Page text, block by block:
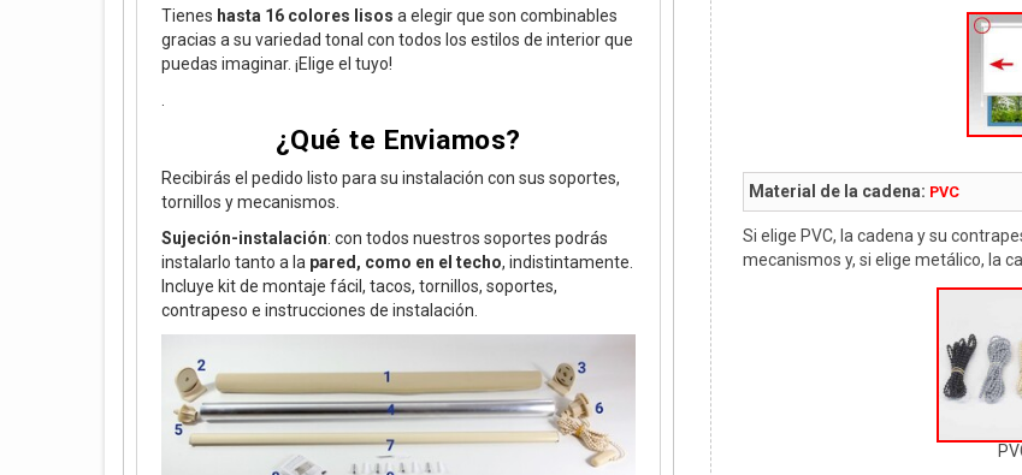
Tienes hasta 16 colores lisos a elegir que son combinables
gracias a su variedad tonal con todos los estilos de interior que
puedas imaginar. ¡Elige el tuyo!
¿Qué te Enviamos?
Recibirás el pedido listo para su instalación con sus soportes,
tornillos y mecanismos.
Sujeción-instalación: con todos nuestros soportes podrás
instalarlo tanto a la pared, como en el techo, indistintamente.
Incluye kit de montaje fácil, tacos, tornillos, soportes,
contrapeso e instrucciones de instalación.
Material de la cadena: PVC
Si elige PVC, la cadena y su
mecanismos y, si elige metálico, la